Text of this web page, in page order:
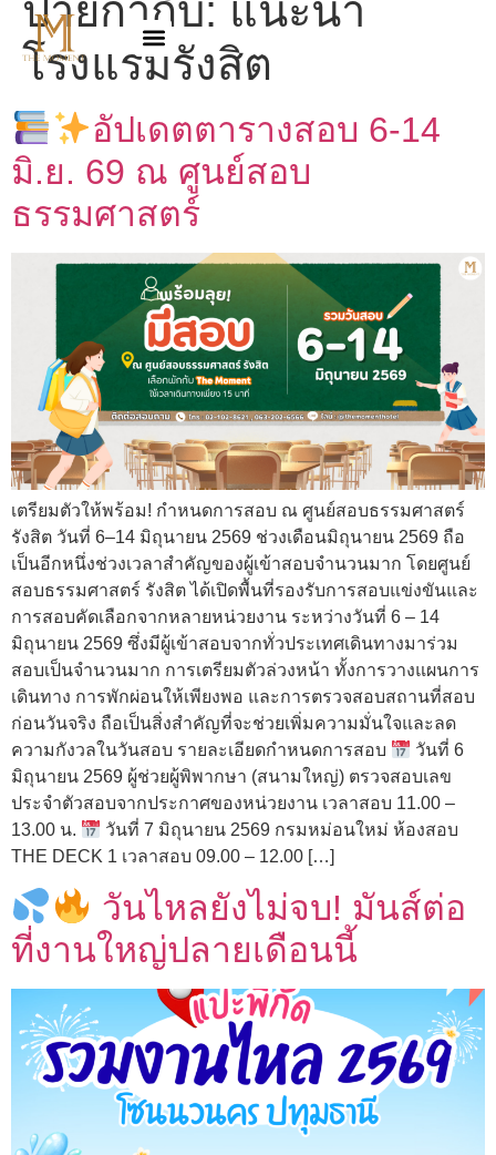
ป้ายกำกับ: แนะนำ
โรงแรมรังสิต
อัปเดตตารางสอบ 6-14
มิ.ย. 69 ณ ศูนย์สอบ
ธรรมศาสตร์
เตรียมตัวให้พร้อม! กำหนดการสอบ ณ ศูนย์สอบธรรมศาสตร์
รังสิต วันที่ 6–14 มิถุนายน 2569 ช่วงเดือนมิถุนายน 2569 ถือ
เป็นอีกหนึ่งช่วงเวลาสำคัญของผู้เข้าสอบจำนวนมาก โดยศูนย์
สอบธรรมศาสตร์ รังสิต ได้เปิดพื้นที่รองรับการสอบแข่งขันและ
การสอบคัดเลือกจากหลายหน่วยงาน ระหว่างวันที่ 6 – 14
มิถุนายน 2569 ซึ่งมีผู้เข้าสอบจากทั่วประเทศเดินทางมาร่วม
สอบเป็นจำนวนมาก การเตรียมตัวล่วงหน้า ทั้งการวางแผนการ
เดินทาง การพักผ่อนให้เพียงพอ และการตรวจสอบสถานที่สอบ
ก่อนวันจริง ถือเป็นสิ่งสำคัญที่จะช่วยเพิ่มความมั่นใจและลด
ความกังวลในวันสอบ รายละเอียดกำหนดการสอบ
วันที่ 6
มิถุนายน 2569 ผู้ช่วยผู้พิพากษา (สนามใหญ่) ตรวจสอบเลข
ประจำตัวสอบจากประกาศของหน่วยงาน เวลาสอบ 11.00 –
13.00 น.
วันที่ 7 มิถุนายน 2569 กรมหม่อนใหม่ ห้องสอบ
THE DECK 1 เวลาสอบ 09.00 – 12.00 […]
วันไหลยังไม่จบ! มันส์ต่อ
ที่งานใหญ่ปลายเดือนนี้